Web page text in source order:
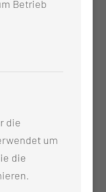
Betrieb
die
um
die